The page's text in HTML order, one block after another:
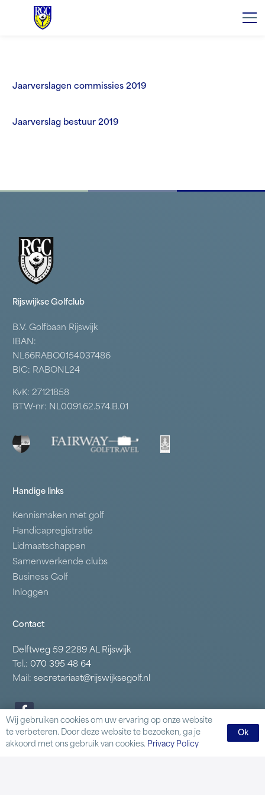
Jaarverslagen commissies 2019
Jaarverslag bestuur 2019
Rijswijkse Golfclub
B.V. Golfbaan Rijswijk
IBAN:
NL66RABO0154037486
BIC: RABONL24
KvK: 27121858
BTW-nr: NL0091.62.574.B.01
Handige links
Kennismaken met golf
Handicapregistratie
Lidmaatschappen
Samenwerkende clubs
Business Golf
Inloggen
Contact
Delftweg 59 2289 AL Rijswijk
Tel.: 070 395 48 64
Mail: secretariaat@rijswijksegolf.nl
Wij gebruiken cookies om uw ervaring op onze website
te verbeteren. Door deze website te bezoeken, ga je
akkoord met ons gebruik van cookies. Privacy Policy
Ok